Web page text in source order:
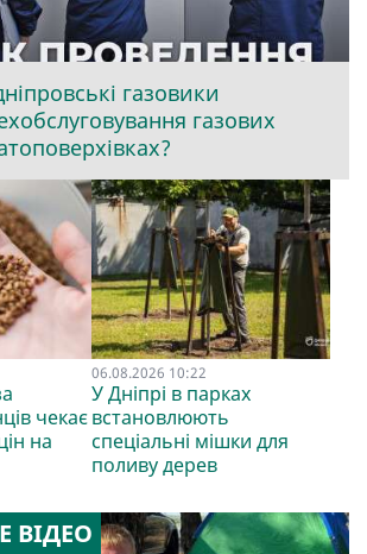
газовики
газових
чекає
на
06.08.2026 10:22
У Дніпрі в парках
встановлюють
спеціальні мішки для
поливу дерев
ВІДЕО